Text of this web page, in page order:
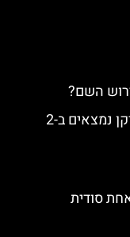
השם?
כתב יד ותיקן – אוצרות היהדות בוותיקן נמצאים ב-2
סודית